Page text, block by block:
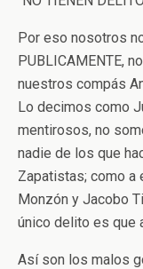
Por eso nosotros
PUBLICAMENTE,
nuestros compás
Lo decimos como
mentirosos, no
nadie de los que
Zapatistas; como a
Monzón y Jacobo
único delito es que
Así son los malos